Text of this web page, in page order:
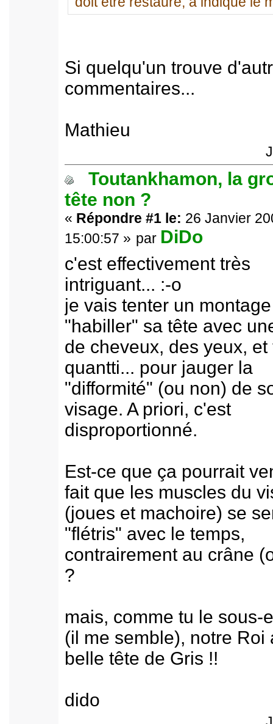
Si quelqu'un trouve
commentaires...
Mathieu
Toutankhamon, la
tête non ?
« Répondre #1 le: 26 Janvier
15:00:57 » par DiDo
c'est effectivement très
intriguant... :-o
je vais tenter un
"habiller" sa tête avec
de cheveux, des yeux, et
quantti... pour jauger la
"difformité" (ou non) de
visage. A priori, c'est
disproportionné.
Est-ce que ça pourrait
fait que les muscles du
(joues et machoire) se
"flétris" avec le temps,
contrairement au crâne
?
mais, comme tu le sous-
(il me semble), notre Roi
belle tête de Gris !!
dido